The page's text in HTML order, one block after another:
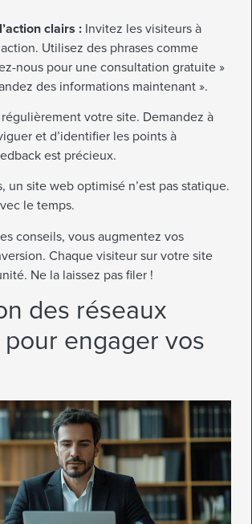
clairs : Invitez les visiteurs à
Utilisez des phrases comme
nous pour une consultation gratuite »
des informations maintenant ».
régulièrement votre site. Demandez à
et d’identifier les points à
est précieux.
un site web optimisé n’est pas statique.
le temps.
conseils, vous augmentez vos
Chaque visiteur sur votre site
Ne la laissez pas filer !
des réseaux
engager vos